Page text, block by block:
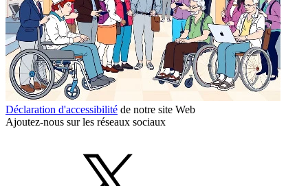
Déclaration d'accessibilité de notre site Web
Ajoutez-nous sur les réseaux sociaux